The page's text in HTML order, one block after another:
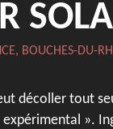
BOUCHES-DU-
décoller tout
».